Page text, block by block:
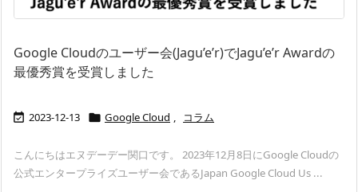
Google Cloudのユーザー会(Jagu’e’r)でJagu’e’r Awardの
最優秀賞を受賞しました
 2023-12-13  Google Cloud , コラム
こんにちはエヌデーデー関口です。 2023年12月8日にGoogle Cloudの
公式エンタープライズユーザー会であるJapan Google Cloud Us ...